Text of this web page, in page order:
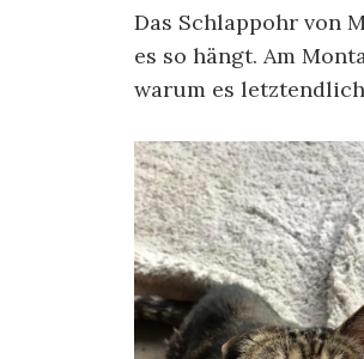
Das Schlappohr von
es so hängt. Am
warum es